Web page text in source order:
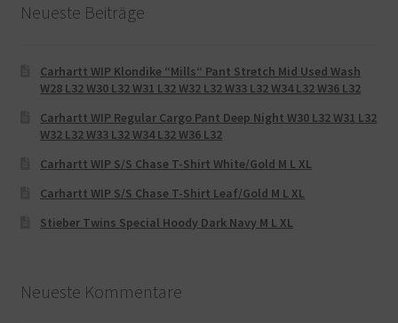
Neueste Beiträge
Carhartt WIP Klondike “Mills“ Pant Stretch Mid Used Wash
W28 L32 W30 L32 W31 L32 W32 L32 W33 L32 W34 L32 W36 L32
Carhartt WIP Regular Cargo Pant Deep Night W30 L32 W31 L32
W32 L32 W33 L32 W34 L32 W36 L32
Carhartt WIP S/S Chase T-Shirt White/Gold M L XL
Carhartt WIP S/S Chase T-Shirt Leaf/Gold M L XL
Stieber Twins Special Hoody Dark Navy M L XL
Neueste Kommentare